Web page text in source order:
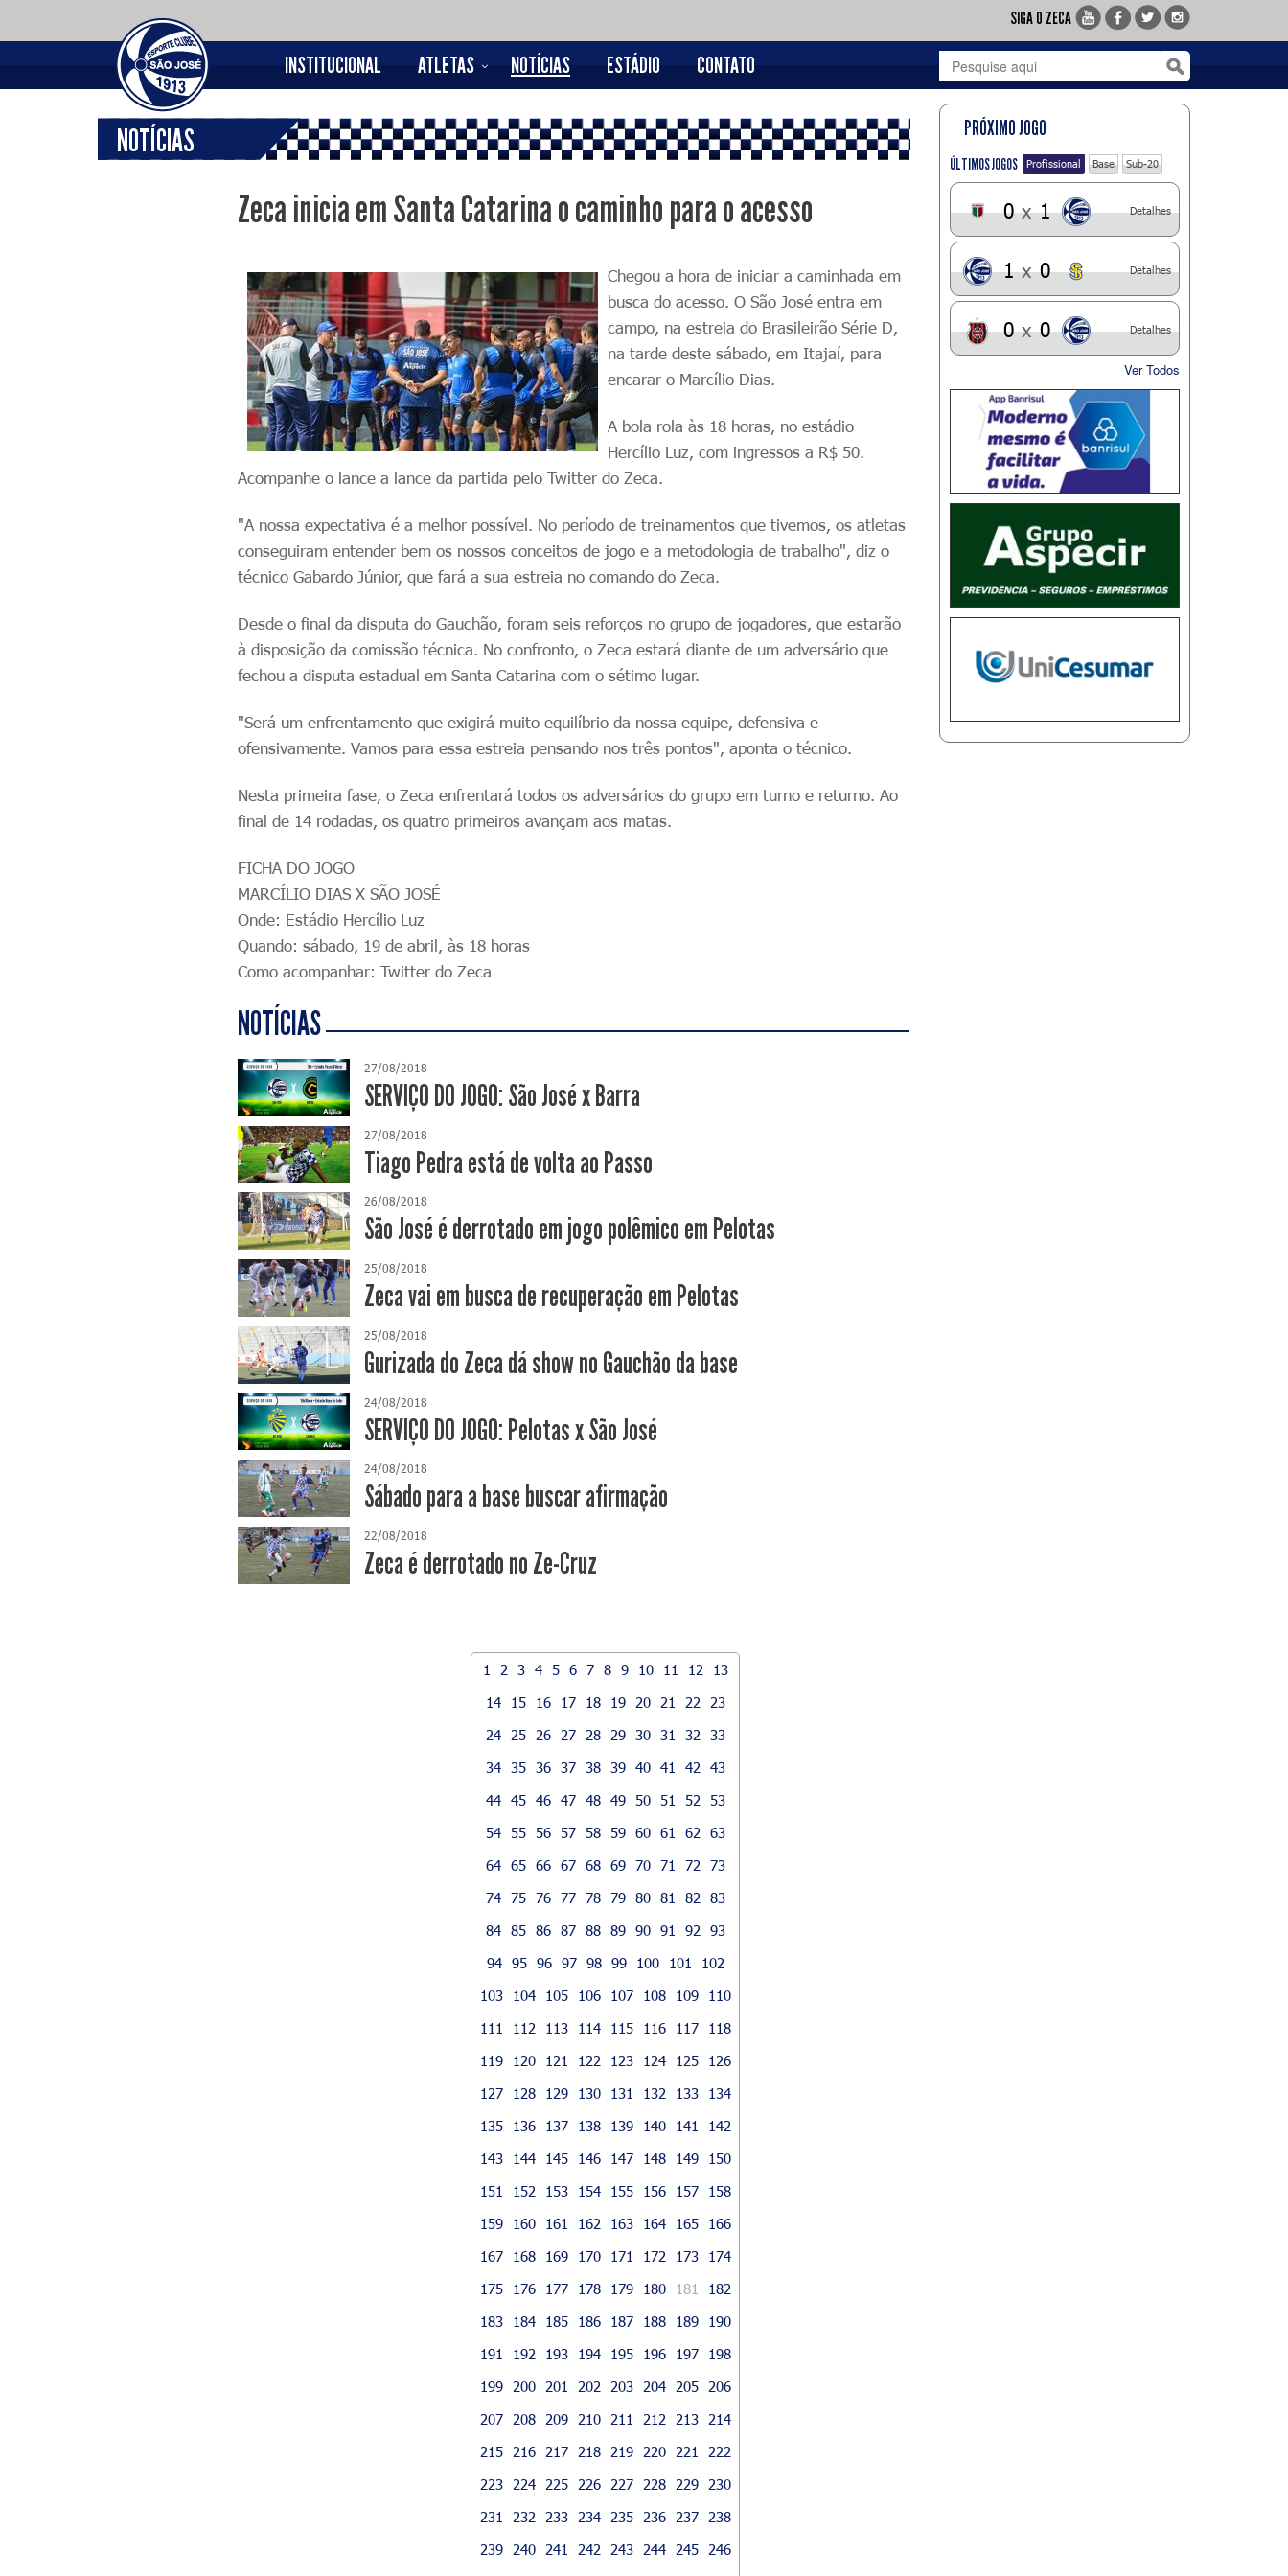
SIGA O ZECA
INSTITUCIONAL ATLETAS NOTÍCIAS ESTÁDIO CONTATO
NOTÍCIAS
Zeca inicia em Santa Catarina o caminho para o acesso
Chegou a hora de iniciar a caminhada em
busca do acesso. O São José entra em
campo, na estreia do Brasileirão Série D,
na tarde deste sábado, em Itajaí, para
encarar o Marcílio Dias.
A bola rola às 18 horas, no estádio
Hercílio Luz, com ingressos a R$ 50.
Acompanhe o lance a lance da partida pelo Twitter do Zeca.
"A nossa expectativa é a melhor possível. No período de treinamentos que tivemos, os atletas
conseguiram entender bem os nossos conceitos de jogo e a metodologia de trabalho", diz o
técnico Gabardo Júnior, que fará a sua estreia no comando do Zeca.
Desde o final da disputa do Gauchão, foram seis reforços no grupo de jogadores, que estarão
à disposição da comissão técnica. No confronto, o Zeca estará diante de um adversário que
fechou a disputa estadual em Santa Catarina com o sétimo lugar.
"Será um enfrentamento que exigirá muito equilíbrio da nossa equipe, defensiva e
ofensivamente. Vamos para essa estreia pensando nos três pontos", aponta o técnico.
Nesta primeira fase, o Zeca enfrentará todos os adversários do grupo em turno e returno. Ao
final de 14 rodadas, os quatro primeiros avançam aos matas.
FICHA DO JOGO
MARCÍLIO DIAS X SÃO JOSÉ
Onde: Estádio Hercílio Luz
Quando: sábado, 19 de abril, às 18 horas
Como acompanhar: Twitter do Zeca
NOTÍCIAS
27/08/2018
SERVIÇO DO JOGO: São José x Barra
27/08/2018
Tiago Pedra está de volta ao Passo
26/08/2018
São José é derrotado em jogo polêmico em Pelotas
25/08/2018
Zeca vai em busca de recuperação em Pelotas
25/08/2018
Gurizada do Zeca dá show no Gauchão da base
24/08/2018
SERVIÇO DO JOGO: Pelotas x São José
24/08/2018
Sábado para a base buscar afirmação
22/08/2018
Zeca é derrotado no Ze-Cruz
1 2 3 4 5 6 7 8 9 10 11 12
13
14
15 16 17 18 19 20 21 22
23
24
25 26 27 28 29 30 31 32
33
34 35 36 37 38 39 40 41 42
43
44 45 46 47 48 49 50 51 52
53
54 55 56 57 58 59 60 61 62
63
64 65 66 67 68 69 70 71 72
73
74 75 76 77 78 79 80 81 82
83
84 85 86 87 88 89 90 91 92
93
94 95 96 97 98 99 100 101
102
103
104 105 106 107 108 109
110
111
112 113 114 115 116 117
118
119
120 121 122 123 124 125
126
127
128 129 130 131 132 133
134
135
136 137 138 139 140 141
142
143
144 145 146 147 148 149
150
151
152 153 154 155 156 157
158
159
160 161 162 163 164 165
166
167
168 169 170 171 172 173
174
175
176 177 178 179 180 181
182
183
184 185 186 187 188 189
190
191
192 193 194 195 196 197
198
199
200 201 202 203 204 205
206
207
208 209 210 211 212 213
214
215
216 217 218 219 220 221
222
223
224 225 226 227 228 229
230
231
232 233 234 235 236 237
238
239
240 241 242 243 244 245
246
PRÓXIMO JOGO
ÚLTIMOS JOGOS Profissional Base Sub-20
0 x 1 Detalhes
1 x 0 Detalhes
0 x 0 Detalhes
Ver Todos